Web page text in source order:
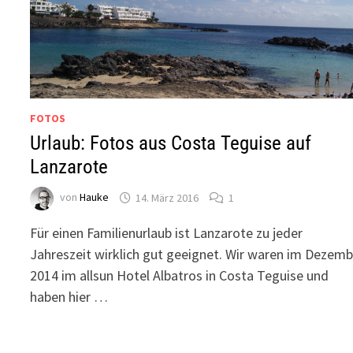
FOTOS
Urlaub: Fotos aus Costa Teguise auf
Lanzarote
vonHauke 14. März 2016 1
Für einen Familienurlaub ist Lanzarote zu jeder
Jahreszeit wirklich gut geeignet. Wir waren im
2014 im allsun Hotel Albatros in Costa Teguise und
haben hier …